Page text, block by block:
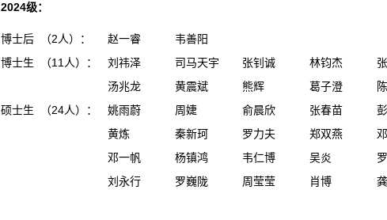
2024级：
博士后 （2人）： 赵一睿
韦善阳
博士生 （11人）：
刘祎泽 司马天宇 张钊诚 林钧杰
汤兆龙
黄震斌 熊辉 葛子澄
硕士生 （24人）：
姚雨蔚 周婕 俞晨欣 张春苗
黄炼
秦新珂 罗力夫 郑双燕
邓一帆
杨镇鸿 韦仁博 吴炎
刘永行
罗巍陇 周莹莹 肖博